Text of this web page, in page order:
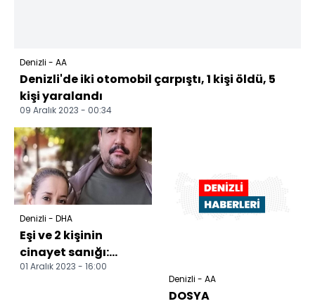
Denizli - AA
Denizli'de iki otomobil çarpıştı, 1 kişi öldü, 5
kişi yaralandı
09 Aralık 2023 - 00:34
Denizli - DHA
Eşi ve 2 kişinin
cinayet sanığı:
Elimdeki tüfekle
01 Aralık 2023 - 16:00
Denizli - AA
DOSYA